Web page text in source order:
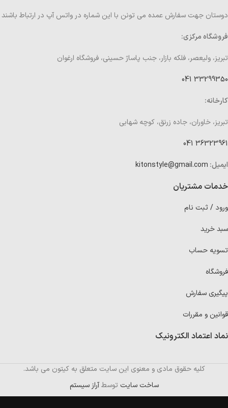
دوستان جهت سفارش عمده می تونن با این شماره در واتس آپ در ارتباط باشند
فروشگاه مرکزی:
تبریز، ولیعصر، فلکه بازار، جنب پاساژ حسینی، فروشگاه ارغوان
33299350 041
کارخانه:
تبریز، خاوران، جاده زرنق، کوچه شهابی
36323961 041
ایمیل: kitonstyle@gmail.com
خدمات مشتریان
ورود / ثبت نام
سبد خرید
تسویه حساب
فروشگاه
پیگیری سفارش
قوانین و مقررات
نماد اعتماد الکترونیک
کلیه حقوق مادی و معنوی این سایت متعلق به کیتون می باشد.
ساخت سایت توسطآراز سیستم